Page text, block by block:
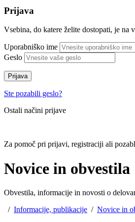
Prijava
Vsebina, do katere želite dostopati, je
Uporabniško ime
Geslo
Prijava
Ste pozabili geslo?
Ostali načini prijave
Za pomoč pri prijavi, registraciji ali
Novice in obvestila
Obvestila, informacije in novosti o
/ Informacije, publikacije / Novice in